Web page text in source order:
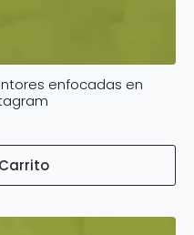
enfocadas en